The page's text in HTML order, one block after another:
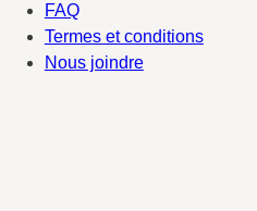
FAQ
Termes et conditions
Nous joindre